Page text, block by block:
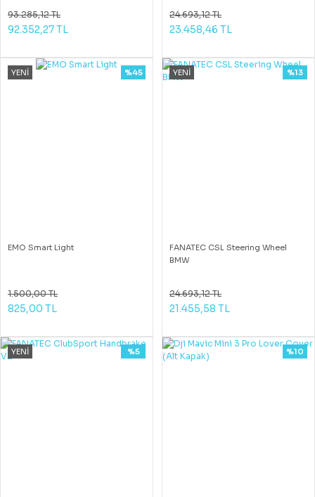
93.285,12 TL
92.352,27 TL
24.693,12 TL
23.458,46 TL
YENİ
EMO Smart Light
%45
1.500,00 TL
825,00 TL
YENİ
FANATEC CSL Steering Wheel
BMW
%13
24.693,12 TL
21.455,58 TL
YENİ %5 %10